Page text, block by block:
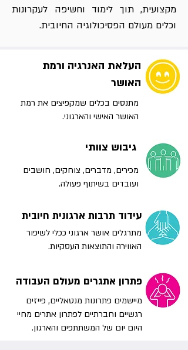
מקצועית, תוך לימוד וחשיפה לעקרונות
וכלים מעולם הפסיכולוגיה החיובית.
העלאת האנרגיה ורמת
האושר
מתנסים בכלים שמקפיצים את רמת
האושר האישי והארגוני.
גיבוש צוותי
מכירים, מדברים, צוחקים, חושבים
ועובדים בשיתוף פעולה.
עידוד תרבות ארגונית חיובית
מתרגלים אושר ארגוני ככלי לשיפור
האווירה והתוצאות העסקיות.
פתרון אתגרים מעולם העבודה
מיישמים פתרונות מנטאליים, פייזים
רגשיים וחברתיים לפתרון אתרים מחיי
היום יום של המשתתפים והארגון.